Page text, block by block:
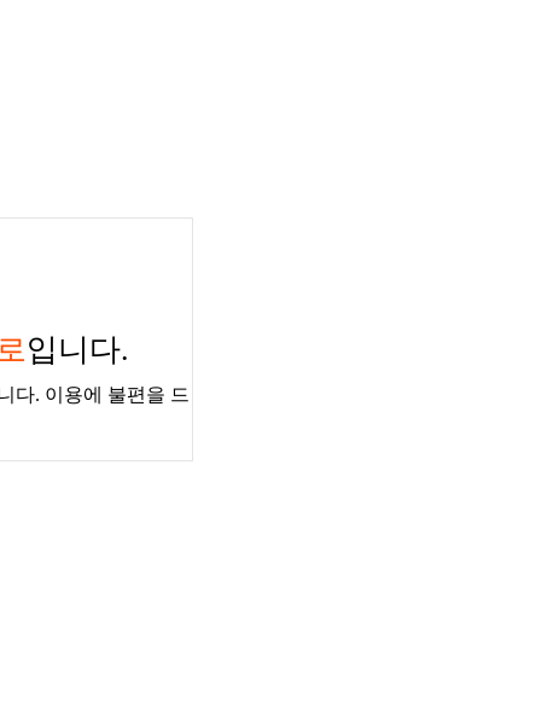
입니다.
다. 이용에 불편을 드